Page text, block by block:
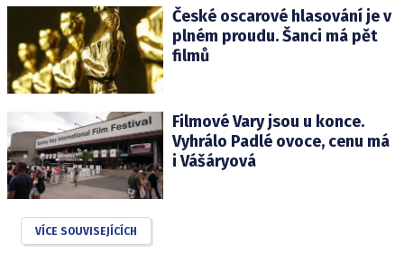
České oscarové hlasování je v
plném proudu. Šanci má pět
filmů
Filmové Vary jsou u konce.
Vyhrálo Padlé ovoce, cenu má
i Vášáryová
VÍCE SOUVISEJÍCÍCH